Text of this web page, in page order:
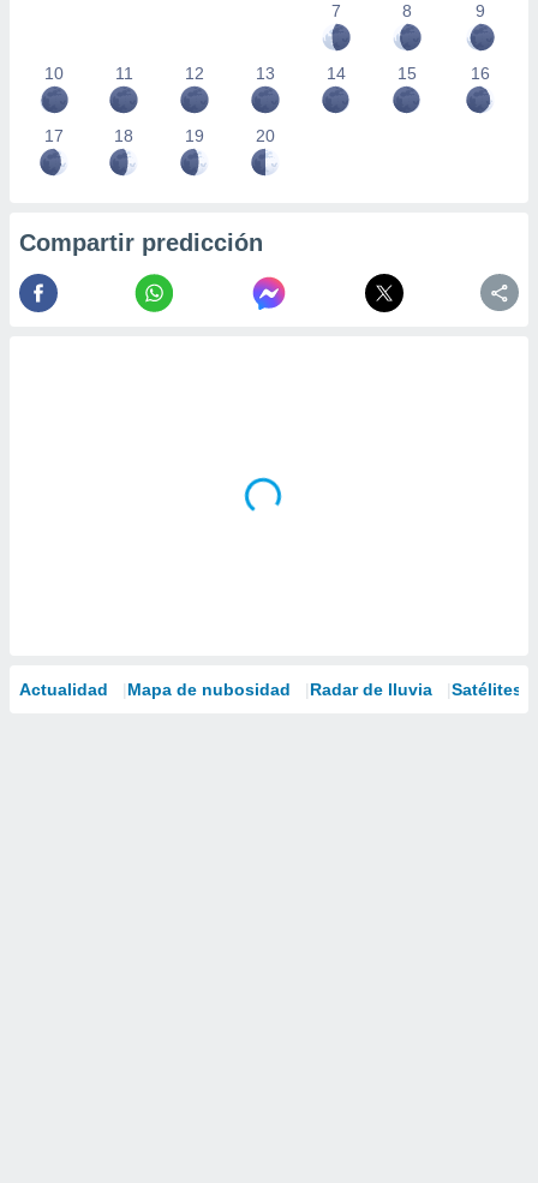
7
8 9
10 11 12 13 14 15 16
17 18 19 20
Compartir predicción
Actualidad Mapa de nubosidad Radar de lluvia Satélites